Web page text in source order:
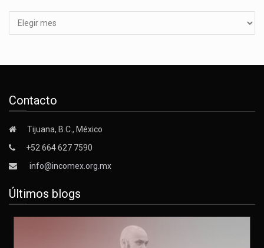
Contacto
Tijuana, B.C., México
+52 664 627 7590
info@incomex.org.mx
Últimos blogs